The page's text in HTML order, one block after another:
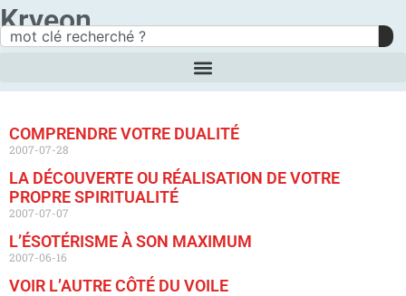
Kryeon
COMPRENDRE VOTRE DUALITÉ
2007-07-28
LA DÉCOUVERTE OU RÉALISATION DE VOTRE
PROPRE SPIRITUALITÉ
2007-07-07
L’ÉSOTÉRISME À SON MAXIMUM
2007-06-16
VOIR L’AUTRE CÔTÉ DU VOILE